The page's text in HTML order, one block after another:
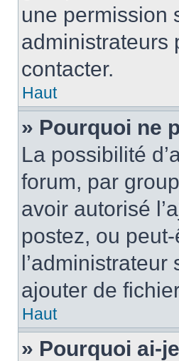
une permission
administrateurs
contacter.
Haut
» Pourquoi ne
La possibilité
forum, par
avoir autorisé
postez, ou
ajouter de
Haut
» Pourquoi ai-